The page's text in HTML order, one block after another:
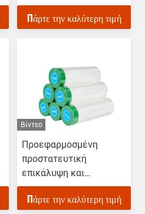
χαρτόνια
Πάρτε την καλύτερη τιμή
Βίντεο
Προεφαρμοσμένη
προστατευτική
επικάλυψη και
διακοσμητική ταινία για
την προστασία της
Πάρτε την καλύτερη τιμή